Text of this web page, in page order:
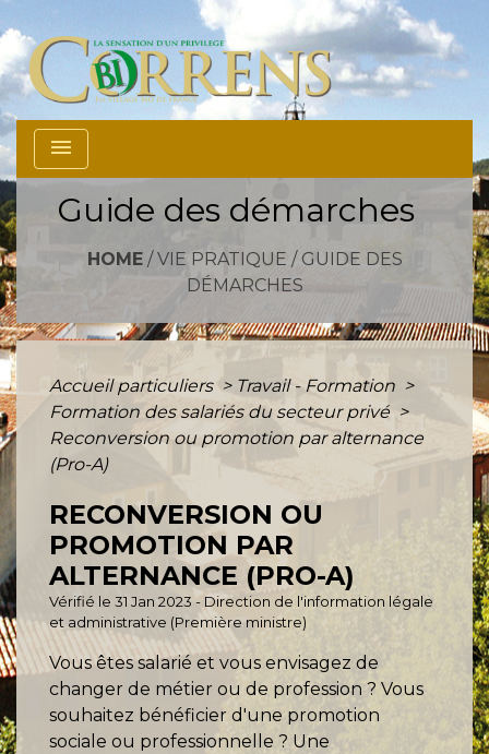
menu
Guide des démarches
HOME/ VIE PRATIQUE / GUIDE DES
DÉMARCHES
Accueil particuliers > Travail - Formation >
Formation des salariés du secteur privé >
Reconversion ou promotion par alternance
(Pro-A)
RECONVERSION OU
PROMOTION PAR
ALTERNANCE (PRO-A)
Vérifié le 31 Jan 2023 - Direction de l'information légale
et administrative (Première ministre)
Vous êtes salarié et vous envisagez de
changer de métier ou de profession ? Vous
souhaitez bénéficier d'une promotion
sociale ou professionnelle ? Une